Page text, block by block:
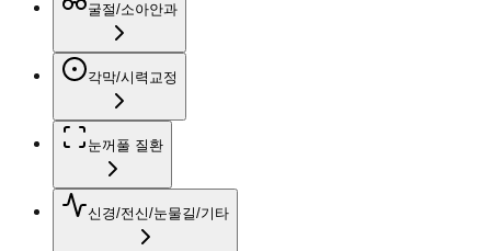
굴절/소아안과
각막/시력교정
눈꺼풀 질환
신경/전신/눈물길/기타